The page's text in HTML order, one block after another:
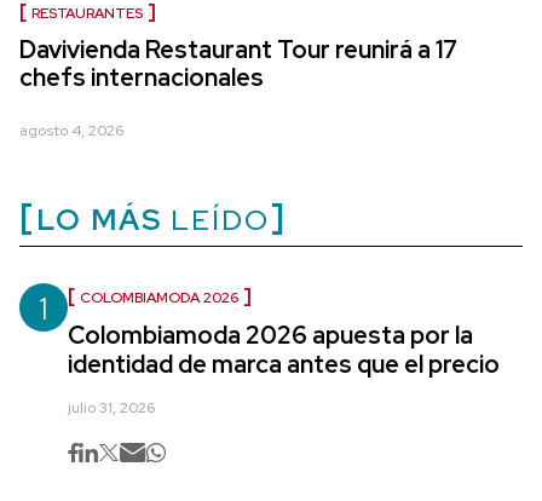
RESTAURANTES
Davivienda Restaurant Tour reunirá a 17
chefs internacionales
agosto 4, 2026
LO MÁS LEÍDO
1 COLOMBIAMODA 2026
Colombiamoda 2026 apuesta por la
identidad de marca antes que el precio
julio 31, 2026